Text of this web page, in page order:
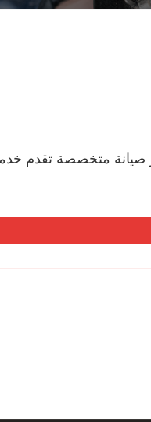
متخصصة تقدم